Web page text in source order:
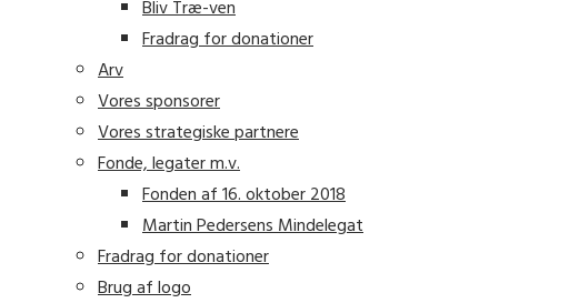
Bliv Træ-ven
Fradrag for donationer
Arv
Vores sponsorer
Vores strategiske partnere
Fonde, legater m.v.
Fonden af 16. oktober 2018
Martin Pedersens Mindelegat
Fradrag for donationer
Brug af logo